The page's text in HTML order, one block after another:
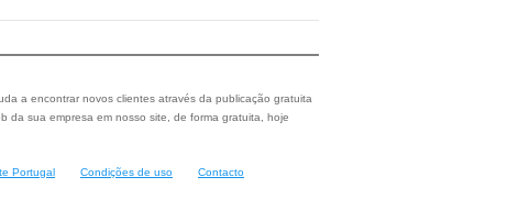
a encontrar novos clientes através da publicação gratuita
da sua empresa em nosso site, de forma gratuita, hoje
Portugal Condições de uso Contacto